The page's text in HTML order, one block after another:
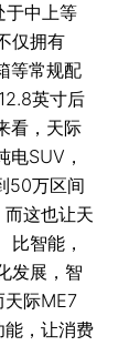
于中上等
仅拥有
等常规配
英寸后
看，天际
SUV，
50万区间
这也让天
比智能，
发展，智
天际ME7
能，让消费